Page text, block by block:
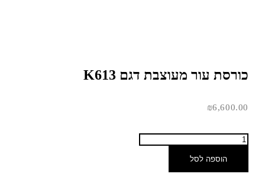
כורסת עור מעוצבת דגם K613
₪6,600.00
הוספה לסל